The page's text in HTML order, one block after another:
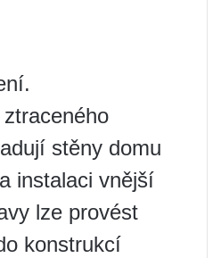
stěny domu
instalaci vnější
lze provést
konstrukcí